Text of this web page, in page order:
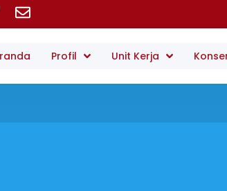
Profil Unit Kerja